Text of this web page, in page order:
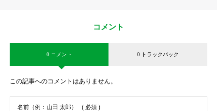
コメント
0 コメント 0 トラックバック
この記事へのコメントはありません。
名前（例：山田 太郎） ( 必須 )